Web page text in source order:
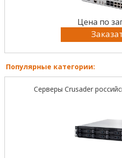
Цена по
Популярные категории:
Серверы Crusader